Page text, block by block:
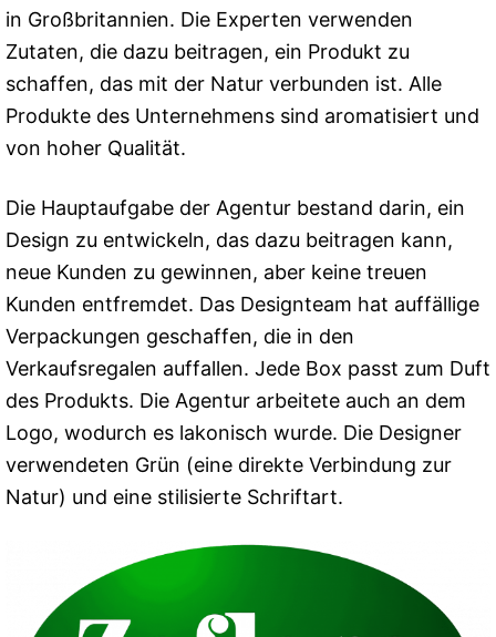
in Großbritannien. Die Experten verwenden
Zutaten, die dazu beitragen, ein Produkt zu
schaffen, das mit der Natur verbunden ist. Alle
Produkte des Unternehmens sind aromatisiert und
von hoher Qualität.
Die Hauptaufgabe der Agentur bestand darin, ein
Design zu entwickeln, das dazu beitragen kann,
neue Kunden zu gewinnen, aber keine treuen
Kunden entfremdet. Das Designteam hat auffällige
Verpackungen geschaffen, die in den
Verkaufsregalen auffallen. Jede Box passt zum Duft
des Produkts. Die Agentur arbeitete auch an dem
Logo, wodurch es lakonisch wurde. Die Designer
verwendeten Grün (eine direkte Verbindung zur
Natur) und eine stilisierte Schriftart.